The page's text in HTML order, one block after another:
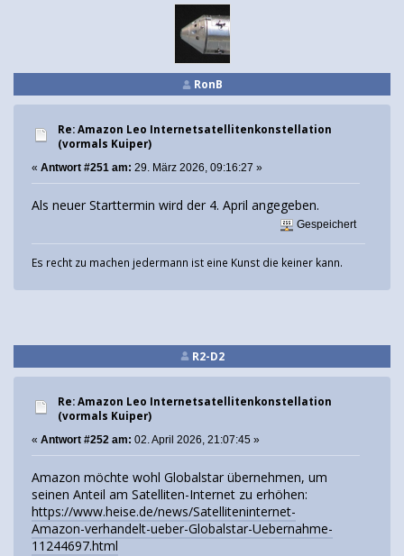
RonB
Re: Amazon Leo Internetsatellitenkonstellation
(vormals Kuiper)
« Antwort #251 am: 29. März 2026, 09:16:27 »
Als neuer Starttermin wird der 4. April angegeben.
Gespeichert
Es recht zu machen jedermann ist eine Kunst die keiner kann.
R2-D2
Re: Amazon Leo Internetsatellitenkonstellation
(vormals Kuiper)
« Antwort #252 am: 02. April 2026, 21:07:45 »
Amazon möchte wohl Globalstar übernehmen, um
seinen Anteil am Satelliten-Internet zu erhöhen:
https://www.heise.de/news/Satelliteninternet-
Amazon-verhandelt-ueber-Globalstar-Uebernahme-
11244697.html